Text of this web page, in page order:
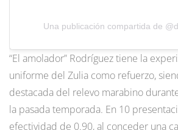
Una publicación compartida de
“El amolador” Rodríguez tiene la
uniforme del Zulia como refuerzo,
destacada del relevo marabino
la pasada temporada. En 10
efectividad de 0.90, al conceder una